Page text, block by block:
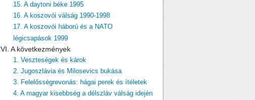
15. A daytoni béke 1995
16. A koszovói válság 1990-1998
17. A koszovói háború és a NATO
légicsapások 1999
VI. A következmények
1. Veszteségek és károk
2. Jugoszlávia és Milosevics bukása
3. Felelősségrevonás: hágai perek és ítéletek
4. A magyar kisebbség a délszláv válság idején